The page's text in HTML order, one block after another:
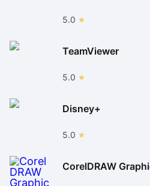
5.0
TeamViewer
5.0
Disney+
5.0
CorelDRAW